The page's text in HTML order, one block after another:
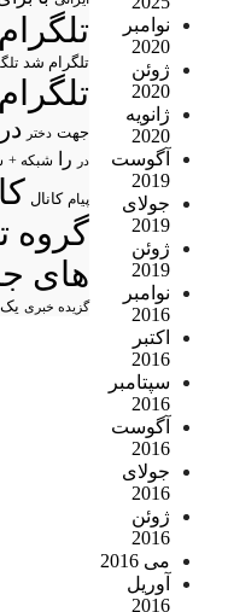
نوامبر
2020
ژوئن
2020
ژانویه
2020
آگوست
2019
جولای
2019
ژوئن
2019
نوامبر
2016
اکتبر
2016
سپتامبر
2016
آگوست
2016
جولای
2016
ژوئن
2016
می 2016
آوریل
2016
تلگرام شد
جهت دختر در
در
را شبکه +
پیام کانال
گروه
های
گزیده خبری یک